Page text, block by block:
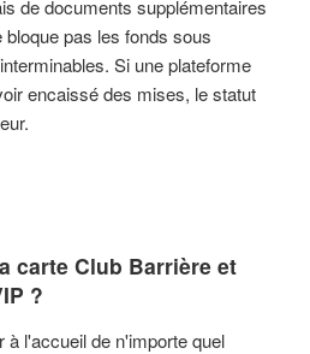
de documents supplémentaires
pas les fonds sous
Si une plateforme
encaissé des mises, le statut
carte Club Barrière et
?
à l'accueil de n'importe quel